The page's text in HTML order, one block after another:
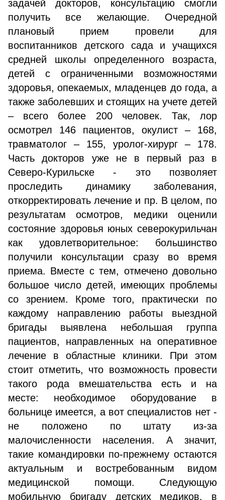
задачей докторов, консультацию смогли
получить все желающие. Очередной
плановый прием провели для
воспитанников детского сада и учащихся
средней школы определенного возраста,
детей с ограниченными возможностями
здоровья, опекаемых, младенцев до года, а
также заболевших и стоящих на учете детей
– всего более 200 человек. Так, лор
осмотрел 146 пациентов, окулист – 168,
травматолог – 155, уролог-хирург – 178.
Часть докторов уже не в первый раз в
Северо-Курильске - это позволяет
проследить динамику заболевания,
откорректировать лечение и пр. В целом, по
результатам осмотров, медики оценили
состояние здоровья юных северокурильчан
как удовлетворительное: большинство
получили консультации сразу во время
приема. Вместе с тем, отмечено довольно
большое число детей, имеющих проблемы
со зрением. Кроме того, практически по
каждому направлению работы выездной
бригады выявлена небольшая группа
пациентов, направленных на оперативное
лечение в областные клиники. При этом
стоит отметить, что возможность провести
такого рода вмешательства есть и на
месте: необходимое оборудование в
больнице имеется, а вот специалистов нет -
не положено по штату из-за
малочисленности населения. А значит,
такие командировки по-прежнему остаются
актуальным и востребованным видом
медицинской помощи. Следующую
мобильную бригаду детских медиков, в